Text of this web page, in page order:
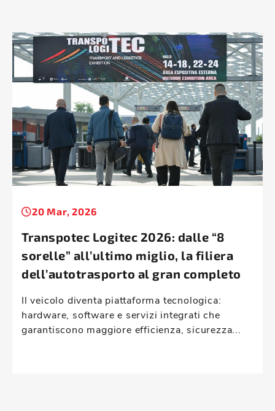
20 Mar, 2026
Transpotec Logitec 2026: dalle “8
sorelle” all’ultimo miglio, la filiera
dell’autotrasporto al gran completo
Il veicolo diventa piattaforma tecnologica:
hardware, software e servizi integrati che
garantiscono maggiore efficienza, sicurezza...